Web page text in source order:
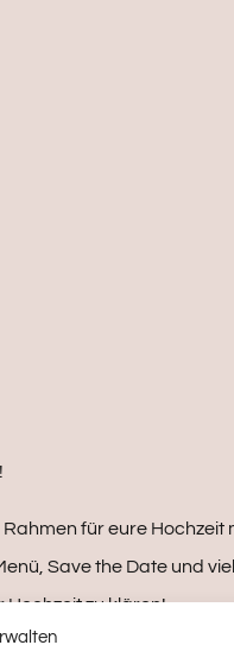
für eure
Save the Date und
Hochzeit zu klären!